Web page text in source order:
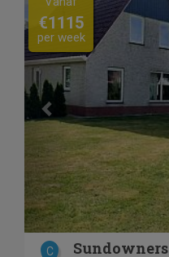
€1115
per week
C Sundowners